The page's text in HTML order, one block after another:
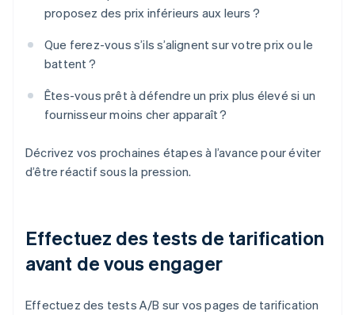
proposez des prix inférieurs aux leurs ?
Que ferez-vous s’ils s’alignent sur votre prix ou le
battent ?
Êtes-vous prêt à défendre un prix plus élevé si un
fournisseur moins cher apparaît ?
Décrivez vos prochaines étapes à l’avance pour éviter
d’être réactif sous la pression.
Effectuez des tests de tarification
avant de vous engager
Effectuez des tests A/B sur vos pages de tarification